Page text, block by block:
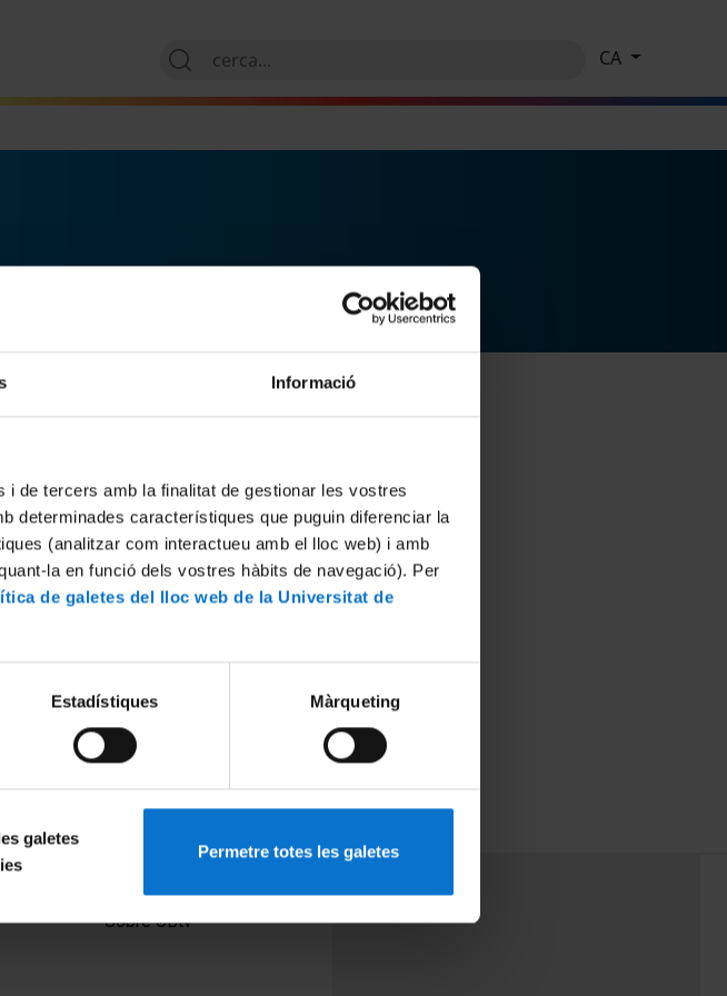
Informació
de tercers amb la finalitat de gestionar les vostres
determinades característiques que puguin diferenciar la
(analitzar com interactueu amb el lloc web) i amb
la en funció dels vostres hàbits de navegació). Per
de galetes del lloc web de la Universitat de
Estadístiques Màrqueting
galetes
Permetre totes les galetes
CA
Sobre UBtv